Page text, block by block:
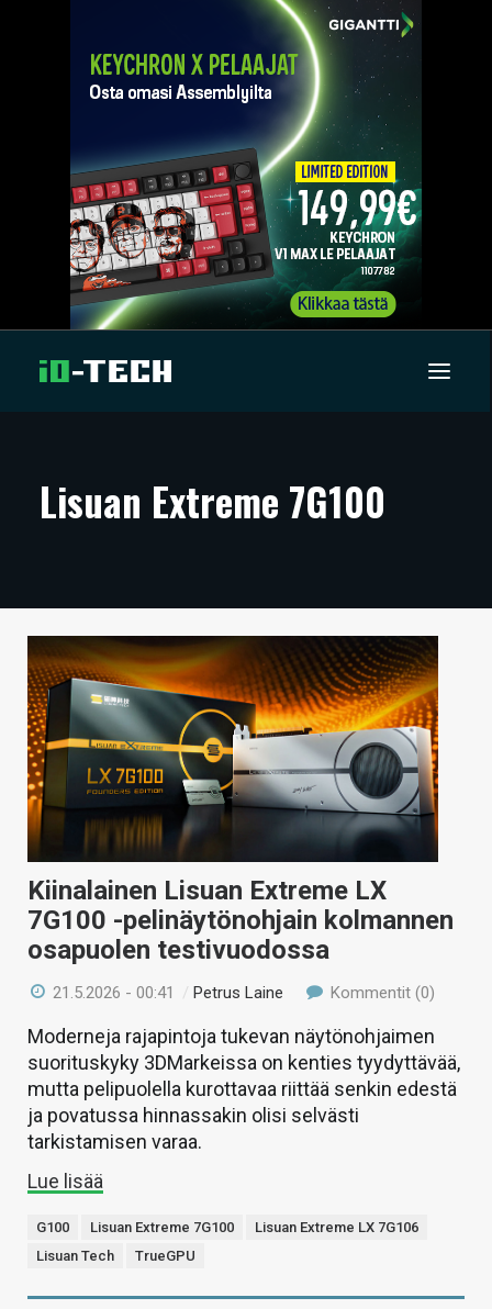
ARTIKKELIT
TECHBBS
TIETOA
HINTA.FI
KAUPPA
VAIHDA TEEMA
HAKU
Lisuan Extreme 7G100
Kiinalainen Lisuan Extreme LX
7G100 -pelinäytönohjain kolmannen
osapuolen testivuodossa
21.5.2026 - 00:41 /Petrus Laine Kommentit (0)
Moderneja rajapintoja tukevan näytönohjaimen
suorituskyky 3DMarkeissa on kenties tyydyttävää,
mutta pelipuolella kurottavaa riittää senkin edestä
ja povatussa hinnassakin olisi selvästi
tarkistamisen varaa.
Lue lisää
G100 Lisuan Extreme 7G100
Lisuan Extreme LX 7G106
Lisuan Tech
TrueGPU